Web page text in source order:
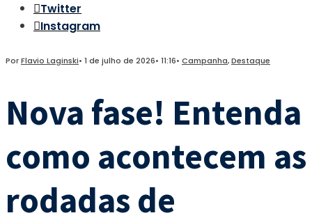
Twitter
Instagram
PorFlavio Laginski• 1 de julho de 2026• 11:16• Campanha,Destaque
Nova fase! Entenda
como acontecem as
rodadas de